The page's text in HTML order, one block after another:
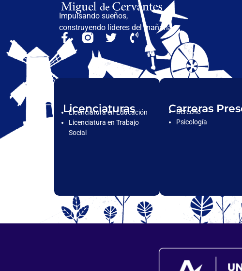
Impulsando sueños,
construyendo líderes del mañana.
Licenciaturas
Licenciatura en Educación
Licenciatura en Trabajo
Social
Carreras
Derecho
Psicología